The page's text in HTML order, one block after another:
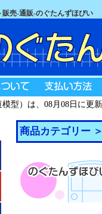
売-通販-のぐたんずほびい
、08月08日に更新
商品カテゴリー ＞